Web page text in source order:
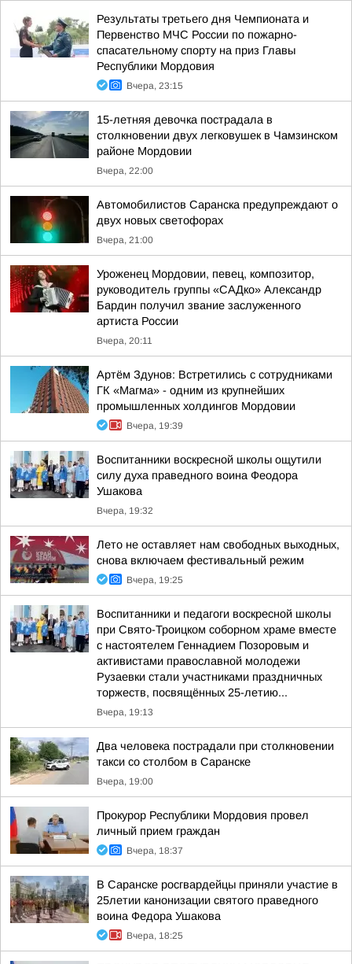
Результаты третьего дня Чемпионата и
Первенство МЧС России по пожарно-
спасательному спорту на приз Главы
Республики Мордовия
Вчера, 23:15
15-летняя девочка пострадала в
столкновении двух легковушек в Чамзинском
районе Мордовии
Вчера, 22:00
Автомобилистов Саранска предупреждают о
двух новых светофорах
Вчера, 21:00
Уроженец Мордовии, певец, композитор,
руководитель группы «САДко» Александр
Бардин получил звание заслуженного
артиста России
Вчера, 20:11
Артём Здунов: Встретились с сотрудниками
ГК «Магма» - одним из крупнейших
промышленных холдингов Мордовии
Вчера, 19:39
Воспитанники воскресной школы ощутили
силу духа праведного воина Феодора
Ушакова
Вчера, 19:32
Лето не оставляет нам свободных выходных,
снова включаем фестивальный режим
Вчера, 19:25
Воспитанники и педагоги воскресной школы
при Свято-Троицком соборном храме вместе
с настоятелем Геннадием Позоровым и
активистами православной молодежи
Рузаевки стали участниками праздничных
торжеств, посвящённых 25-летию...
Вчера, 19:13
Два человека пострадали при столкновении
такси со столбом в Саранске
Вчера, 19:00
Прокурор Республики Мордовия провел
личный прием граждан
Вчера, 18:37
В Саранске росгвардейцы приняли участие в
25летии канонизации святого праведного
воина Федора Ушакова
Вчера, 18:25